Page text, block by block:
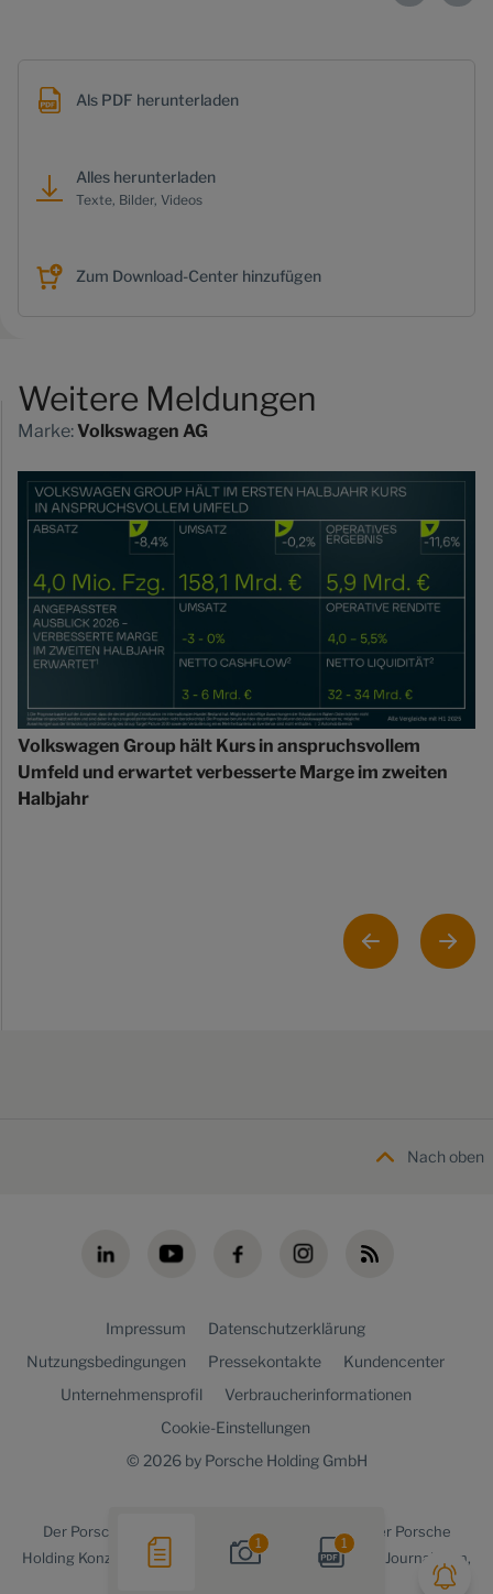
1 1
Als PDF herunterladen
Alles herunterladen
Texte, Bilder, Videos
Zum Download-Center hinzufügen
Weitere Meldungen
Marke:Volkswagen AG
Volkswagen Group hält Kurs in anspruchsvollem
Umfeld und erwartet verbesserte Marge im zweiten
Halbjahr
Nach oben
Impressum
Datenschutzerklärung
Nutzungsbedingungen
Pressekontakte
Kundencenter
Unternehmensprofil
Verbraucherinformationen
Cookie-Einstellungen
© 2026 by Porsche Holding GmbH
Der Porsche Holding newsroomist ein Angebot der Porsche
Holding Konzernkommunikation für Medienvertreter, Journalisten,